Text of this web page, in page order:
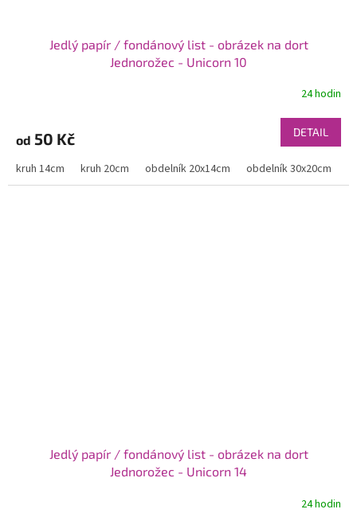
Jedlý papír / fondánový list - obrázek na dort
Jednorožec - Unicorn 10
24 hodin
od 50 Kč DETAIL
kruh 14cm kruh 20cm obdelník 20x14cm obdelník 30x20cm
Jedlý papír / fondánový list - obrázek na dort
Jednorožec - Unicorn 14
24 hodin